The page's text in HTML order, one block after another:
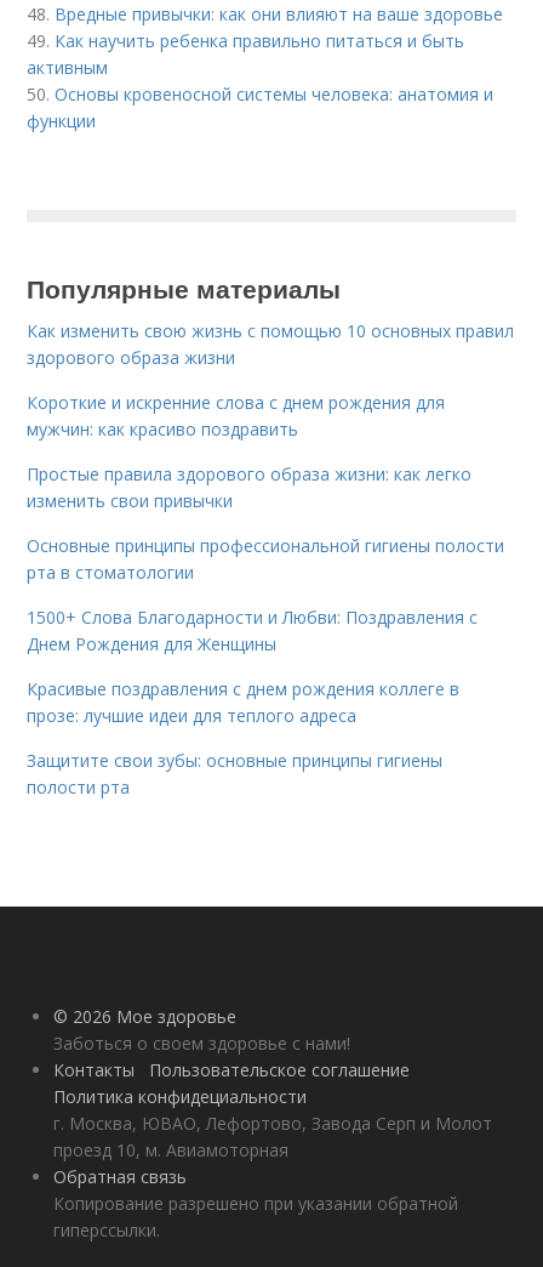
48. Вредные привычки: как они влияют на ваше здоровье
49. Как научить ребенка правильно питаться и быть
активным
50.Основы кровеносной системы человека: анатомия и
функции
Популярные материалы
Как изменить свою жизнь с помощью 10 основных правил
здорового образа жизни
Короткие и искренние слова с днем рождения для
мужчин: как красиво поздравить
Простые правила здорового образа жизни: как легко
изменить свои привычки
Основные принципы профессиональной гигиены полости
рта в стоматологии
1500+ Слова Благодарности и Любви: Поздравления с
Днем Рождения для Женщины
Красивые поздравления с днем рождения коллеге в
прозе: лучшие идеи для теплого адреса
Защитите свои зубы: основные принципы гигиены
полости рта
© 2026 Мое здоровье
Заботься о своем здоровье с нами!
Контакты
Пользовательское соглашение
Политика конфидециальности
г. Москва, ЮВАО, Лефортово, Завода Серп и Молот
проезд 10, м. Авиамоторная
Обратная связь
Копирование разрешено при указании обратной
гиперссылки.